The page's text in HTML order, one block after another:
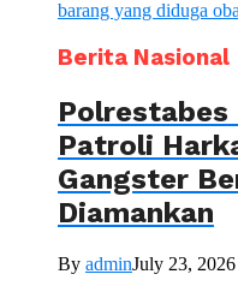
Berita Nasional
Polrestabes
Patroli
Gangster
Diamankan
By adminJuly 23, 2026